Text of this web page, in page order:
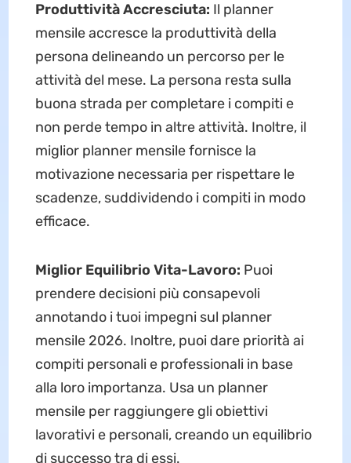
Produttività Accresciuta: Il planner
mensile accresce la produttività della
persona delineando un percorso per le
attività del mese. La persona resta sulla
buona strada per completare i compiti e
non perde tempo in altre attività. Inoltre, il
miglior planner mensile fornisce la
motivazione necessaria per rispettare le
scadenze, suddividendo i compiti in modo
efficace.
Miglior Equilibrio Vita-Lavoro: Puoi
prendere decisioni più consapevoli
annotando i tuoi impegni sul planner
mensile 2026. Inoltre, puoi dare priorità ai
compiti personali e professionali in base
alla loro importanza. Usa un planner
mensile per raggiungere gli obiettivi
lavorativi e personali, creando un equilibrio
di successo tra di essi.